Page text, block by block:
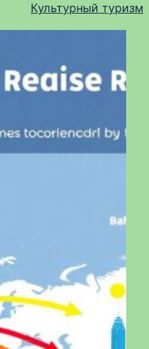
Культурный туризм